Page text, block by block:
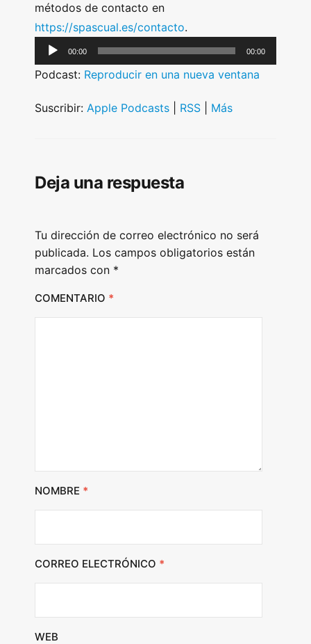
métodos de contacto en
https://spascual.es/contacto.
u
i
a
r
00:00 00:00
Podcast: Reproducir en una nueva ventana
Suscribir: Apple Podcasts RSS Más
Deja una respuesta
Tu dirección de correo electrónico no será
publicada. Los campos obligatorios están
marcados con *
COMENTARIO *
NOMBRE *
CORREO ELECTRÓNICO *
WEB